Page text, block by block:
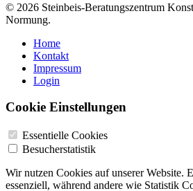
© 2026 Steinbeis-Beratungszentrum
Normung.
Home
Kontakt
Impressum
Login
Cookie Einstellungen
Essentielle Cookies
Besucherstatistik
Wir nutzen Cookies auf unserer Website.
essenziell, während andere wie Statistik